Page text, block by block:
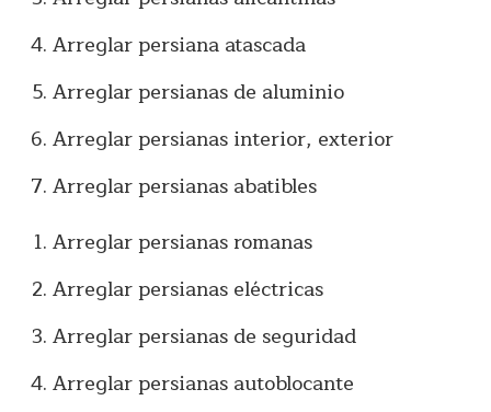
Arreglar persiana atascada
Arreglar persianas de aluminio
Arreglar persianas interior, exterior
Arreglar persianas abatibles
Arreglar persianas romanas
Arreglar persianas eléctricas
Arreglar persianas de seguridad
Arreglar persianas autoblocante